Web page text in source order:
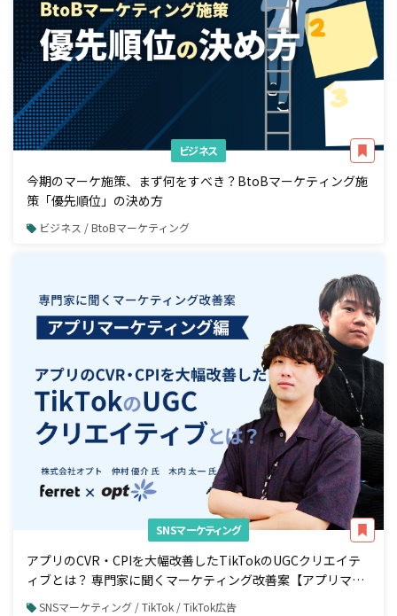
ビジネス
今期のマーケ施策、まず何をすべき？BtoBマーケティング施
策「優先順位」の決め方
ビジネス / BtoBマーケティング
SNSマーケティング
アプリのCVR・CPIを大幅改善したTikTokのUGCクリエイテ
ィブとは？ 専門家に聞くマーケティング改善案【アプリマー
ケティング編】
SNSマーケティング / TikTok / TikTok広告